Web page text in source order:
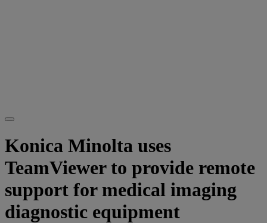
Konica Minolta uses
TeamViewer to provide remote
support for medical imaging
diagnostic equipment